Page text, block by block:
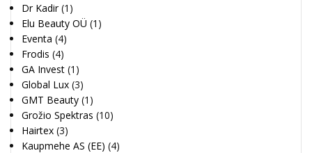
Dr Kadir (1)
Elu Beauty OÜ (1)
Eventa (4)
Frodis (4)
GA Invest (1)
Global Lux (3)
GMT Beauty (1)
Grožio Spektras (10)
Hairtex (3)
Kaupmehe AS (EE) (4)